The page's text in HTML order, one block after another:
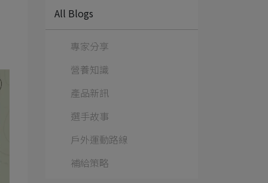
All Blogs
專家分享
營養知識
產品新訊
選手故事
戶外運動路線
補給策略